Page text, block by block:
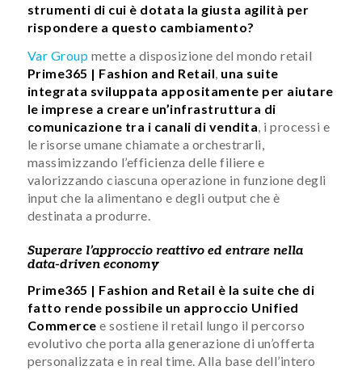
strumenti di cui è dotata la giusta agilità per
rispondere a questo cambiamento?
Var Group mette a disposizione del mondo retail
Prime365 | Fashion and Retail una suite
integrata sviluppata appositamente per aiutare
le imprese a creare un’infrastruttura di
comunicazione tra i canali di vendita , i processi e
le risorse umane chiamate a orchestrarli,
massimizzando l’efficienza delle filiere e
valorizzando ciascuna operazione in funzione degli
input che la alimentano e degli output che è
destinata a produrre.
Superare l’approccio reattivo ed entrare nella
data-driven economy
Prime365 | Fashion and Retail è la suite che di
fatto rende possibile un approccio Unified
Commerce e sostiene il retail lungo il percorso
evolutivo che porta alla generazione di un’offerta
personalizzata e in real time. Alla base dell’intero